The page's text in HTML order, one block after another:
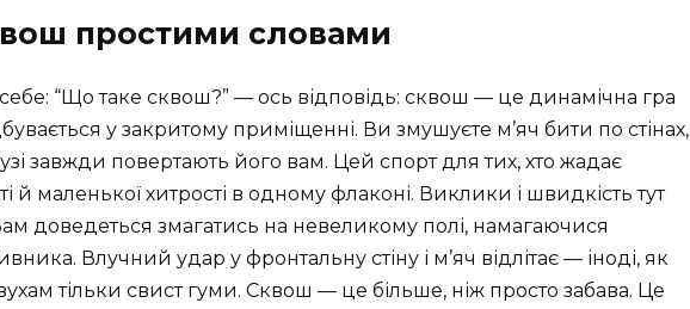
простими словами
“Що таке сквош?” — ось відповідь: сквош — це динамічна гра
у закритому приміщенні. Ви змушуєте м’яч бити по стінах,
завжди повертають його вам. Цей спорт для тих, хто жадає
й маленької хитрості в одному флаконі. Виклики і швидкість тут
доведеться змагатись на невеликому полі, намагаючися
Влучний удар у фронтальну стіну і м’яч відлітає — іноді, як
тільки свист гуми. Сквош — це більше, ніж просто забава. Це